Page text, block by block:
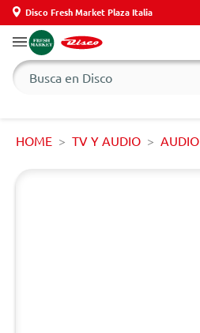
Disco Fresh Market Plaza Italia
HOME TV Y AUDIO AUDIO